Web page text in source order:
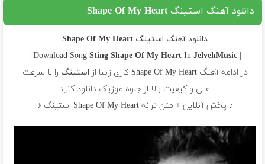
دانلود آهنگ استینگ Shape Of My Heart
دانلود آهنگ استینگ Shape Of My Heart
| Download Song
Sting Shape Of My HeartIn JelvehMusic |
در ادامه آهنگ Shape Of My Heart کاری زیبا از
استینگ را با سرعت
عالی و کیفیت بالا از جلوه موزیک دانلود کنید
♪ پخش آنلاین + متن ترانه Shape Of My Heart استینگ ♪